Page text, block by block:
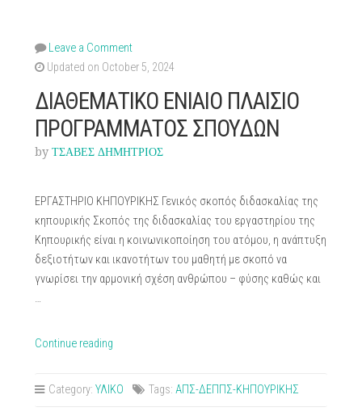
Leave a Comment
Updated on October 5, 2024
ΔΙΑΘΕΜΑΤΙΚΟ ΕΝΙΑΙΟ ΠΛΑΙΣΙΟ
ΠΡΟΓΡΑΜΜAΤΟΣ ΣΠΟΥΔΩΝ
by ΤΣΑΒΕΣ ΔΗΜΗΤΡΙΟΣ
ΕΡΓΑΣΤΗΡΙΟ ΚΗΠΟΥΡΙΚΗΣ Γενικός σκοπός διδασκαλίας της
κηπουρικής Σκοπός της διδασκαλίας του εργαστηρίου της
Κηπουρικής είναι η κοινωνικοποίηση του ατόμου, η ανάπτυξη
δεξιοτήτων και ικανοτήτων του μαθητή με σκοπό να
γνωρίσει την αρμονική σχέση ανθρώπου – φύσης καθώς και
…
Continue reading“ΔΙΑΘΕΜΑΤΙΚΟ
ΠΛΑΙΣΙΟ
Category: ΥΛΙΚΟ Tags: ΑΠΣ-ΔΕΠΠΣ-ΚΗΠΟΥΡΙΚΗΣ